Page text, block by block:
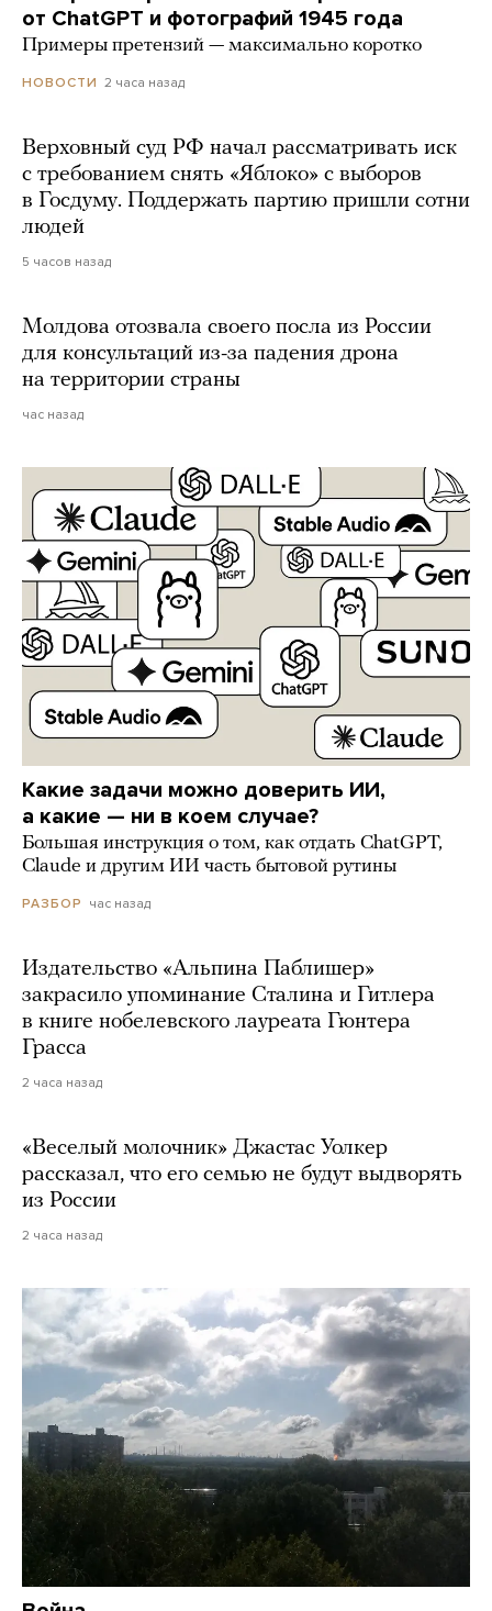
от ChatGPT и фотографий 1945 года
Примеры претензий — максимально коротко
НОВОСТИ 2 часа назад
Верховный суд РФ начал рассматривать иск
с требованием снять «Яблоко» с выборов
в Госдуму. Поддержать партию пришли сотни
людей
5 часов назад
Молдова отозвала своего посла из России
для консультаций из-за падения дрона
на территории страны
час назад
Какие задачи можно доверить ИИ,
а какие — ни в коем случае?
Большая инструкция о том, как отдать ChatGPT,
Claude и другим ИИ часть бытовой рутины
РАЗБОР час назад
Издательство «Альпина Паблишер»
закрасило упоминание Сталина и Гитлера
в книге нобелевского лауреата Гюнтера
Грасса
2 часа назад
«Веселый молочник» Джастас Уолкер
рассказал, что его семью не будут выдворять
из России
2 часа назад